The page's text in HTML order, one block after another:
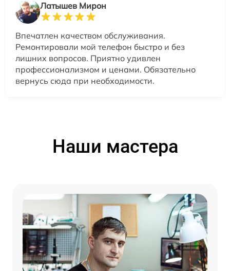
Латышев Мирон
Впечатлен качеством обслуживания.
Ремонтировали мой телефон быстро и без
лишних вопросов. Приятно удивлен
профессионализмом и ценами. Обязательно
вернусь сюда при необходимости.
Наши мастера